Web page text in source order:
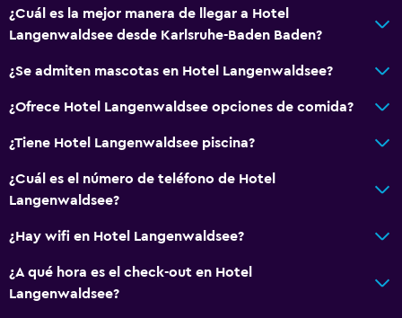
Servicios y facilidades
Caja fuerte
Baño turco
Servicio de habitaciones
Mostrador de información turística
Acceso con tarjeta
Check-out exprés
Servicios básicos
¿Cuál es la mejor manera de llegar a Hotel
Langenwaldsee desde Karlsruhe-Baden Baden?
¿Se admiten mascotas en Hotel Langenwaldsee?
¿Ofrece Hotel Langenwaldsee opciones de comida?
¿Tiene Hotel Langenwaldsee piscina?
¿Cuál es el número de teléfono de Hotel
Langenwaldsee?
¿Hay wifi en Hotel Langenwaldsee?
¿A qué hora es el check-out en Hotel
Langenwaldsee?